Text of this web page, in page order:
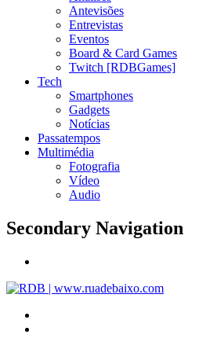
Antevisões
Entrevistas
Eventos
Board & Card Games
Twitch [RDBGames]
Tech
Smartphones
Gadgets
Notícias
Passatempos
Multimédia
Fotografia
Vídeo
Audio
Secondary Navigation